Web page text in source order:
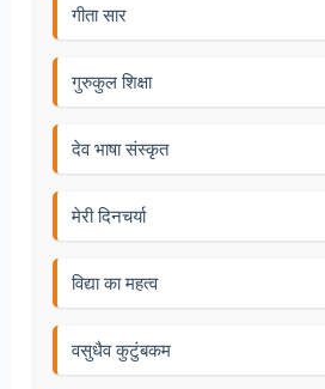
गीता सार
गुरुकुल शिक्षा
देव भाषा संस्कृत
मेरी दिनचर्या
विद्या का महत्व
वसुधैव कुटुंबकम